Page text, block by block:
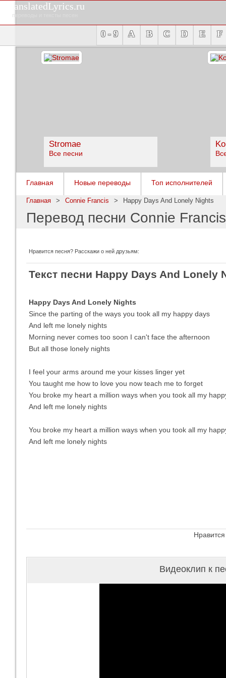
TranslatedLyrics.ru
переводы и тексты песен
0 - 9 A B C D E F
Stromae
Все песни
Imagine Dragons
Все песни
Blind Guardian
Все песни
Главная Новые переводы Топ исполнителей
Главная > Connie Francis > Happy Days And Lonely Nights
Перевод песни Connie
Нравится песня? Расскажи о ней друзьям:
Текст песни Happy Days And Lonely
Happy Days And Lonely Nights
Since the parting of the ways you took all my happy days
And left me lonely nights
Morning never comes too soon I can't face the afternoon
But all those lonely nights
I feel your arms around me your kisses linger yet
You taught me how to love you now teach me to forget
You broke my heart a million ways when you took all my
And left me lonely nights
You broke my heart a million ways when you took all my
And left me lonely nights
Видеоклип к